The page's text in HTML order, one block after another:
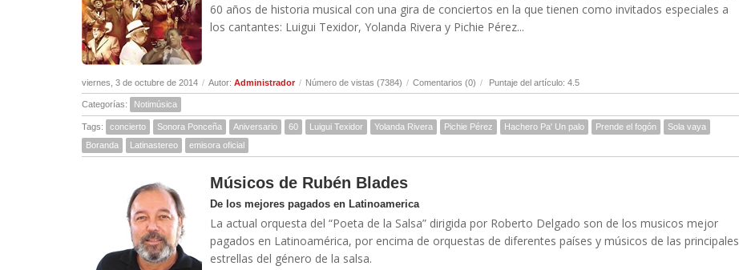
60 años de historia musical con una gira de conciertos en la que tienen como invitados especiales a
los cantantes: Luigui Texidor, Yolanda Rivera y Pichie Pérez...
viernes, 3 de octubre de 2014 / Autor: Administrador / Número de vistas (7384) / Comentarios (0) / Puntaje del artículo: 4.5
Categorías: Notimúsica
Tags: concierto Sonora Ponceña Aniversario 60 Luigui Texidor Yolanda Rivera Pichie Pérez Hachero Pa' Un palo Prende el fogón
Sola vaya
Boranda
Latinastereo emisora oficial
Músicos de Rubén Blades
De los mejores pagados en Latinoamerica
La actual orquesta del “Poeta de la Salsa” dirigida por Roberto Delgado son de los musicos mejor
pagados en Latinoamérica, por encima de orquestas de diferentes países y músicos de las principales
estrellas del género de la salsa.